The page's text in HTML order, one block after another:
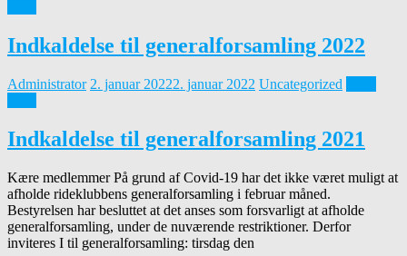
Indkaldelse til generalforsamling 2022
Administrator 2. januar 20222. januar 2022 Uncategorized
Indkaldelse til generalforsamling 2021
Kære medlemmer På grund af Covid-19 har det ikke været muligt at
afholde rideklubbens generalforsamling i februar måned.
Bestyrelsen har besluttet at det anses som forsvarligt at afholde
generalforsamling, under de nuværende restriktioner. Derfor
inviteres I til generalforsamling: tirsdag den